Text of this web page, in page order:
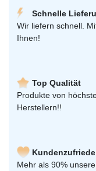
Schnelle
Wir liefern schnell.
Ihnen!
Top Qualität
Produkte von
Herstellern!!
Mehr als 90%